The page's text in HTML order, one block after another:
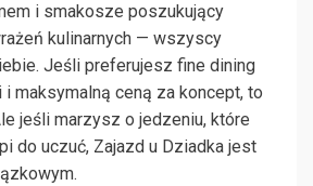
i smakosze poszukujący
kulinarnych — wszyscy
Jeśli preferujesz fine dining
maksymalną ceną za koncept, to
jeśli marzysz o jedzeniu, które
do uczuć, Zajazd u Dziadka jest